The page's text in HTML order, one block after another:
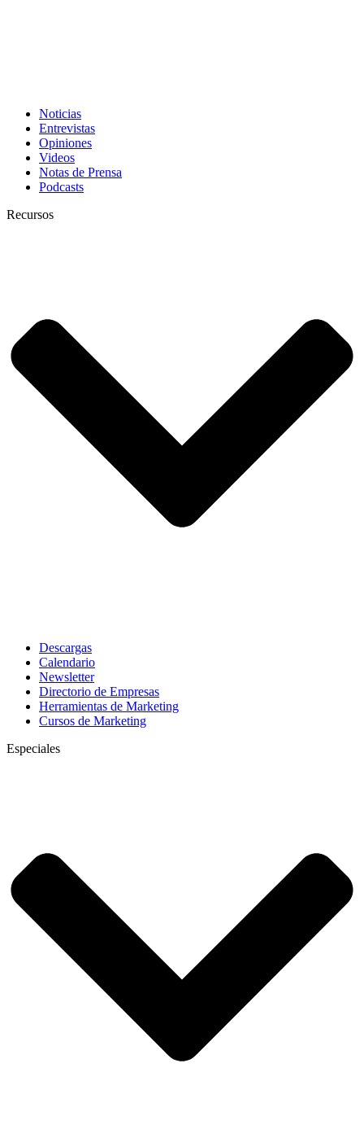
Noticias
Entrevistas
Opiniones
Videos
Notas de Prensa
Podcasts
Recursos
Descargas
Calendario
Newsletter
Directorio de Empresas
Herramientas de Marketing
Cursos de Marketing
Especiales